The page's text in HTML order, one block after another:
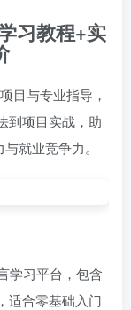
习教程+实
目与专业指导，
到项目实战，助
就业竞争力。
学习平台，包含
适合零基础入门